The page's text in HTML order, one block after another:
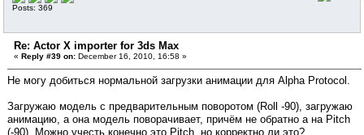
Posts: 369
Re: Actor X importer for 3ds Max
« Reply #39 on: December 16, 2010, 16:58 »
Не могу добиться нормальной загрузки анимации для Alpha Protocol.
Загружаю модель с предварительным поворотом (Roll -90), загружаю
анимацию, а она модель поворачивает, причём не обратно а на Pitch
(-90). Можно учесть конечно это Pitch, но корректно ли это?